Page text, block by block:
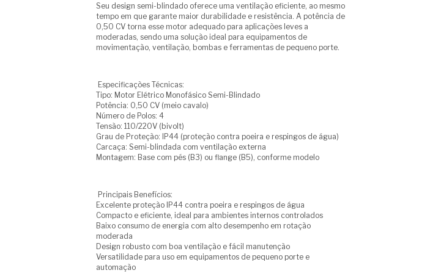
Seu design semi-blindado oferece uma ventilação eficiente, ao mesmo
tempo em que garante maior durabilidade e resistência. A potência de
0,50 CV torna esse motor adequado para aplicações leves a
moderadas, sendo uma solução ideal para equipamentos de
movimentação, ventilação, bombas e ferramentas de pequeno porte.
Especificações Técnicas:
Tipo: Motor Elétrico Monofásico Semi-Blindado
Potência: 0,50 CV (meio cavalo)
Número de Polos: 4
Tensão: 110/220V (bivolt)
Grau de Proteção: IP44 (proteção contra poeira e respingos de água)
Carcaça: Semi-blindada com ventilação externa
Montagem: Base com pés (B3) ou flange (B5), conforme modelo
Principais Benefícios:
Excelente proteção IP44 contra poeira e respingos de água
Compacto e eficiente, ideal para ambientes internos controlados
Baixo consumo de energia com alto desempenho em rotação
moderada
Design robusto com boa ventilação e fácil manutenção
Versatilidade para uso em equipamentos de pequeno porte e
automação